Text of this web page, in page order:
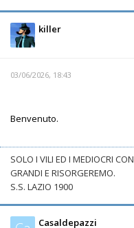
killer
03/06/2026, 18:43
Benvenuto.
SOLO I VILI ED I MEDIOCRI
GRANDI E RISORGEREMO.
S.S. LAZIO 1900
Casaldepazzi